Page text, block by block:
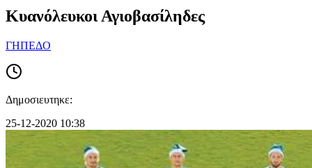
Κυανόλευκοι Αγιοβασίληδες
ΓΗΠΕΔΟ
Δημοσιευτηκε:
25-12-2020 10:38